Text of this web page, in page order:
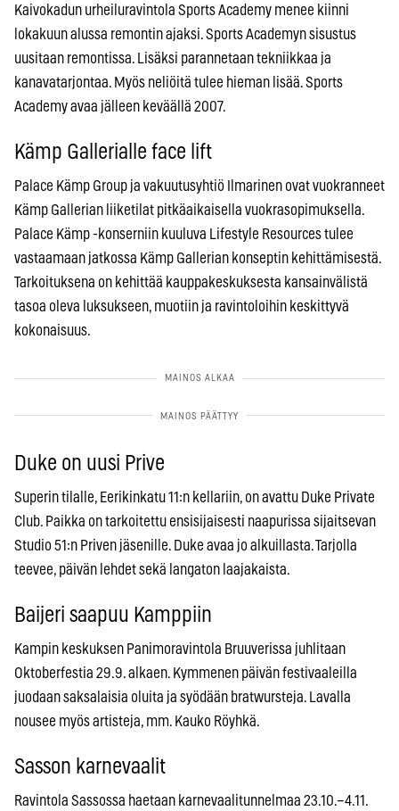
Kaivokadun urheiluravintola Sports Academy menee kiinni
lokakuun alussa remontin ajaksi. Sports Academyn sisustus
uusitaan remontissa. Lisäksi parannetaan tekniikkaa ja
kanavatarjontaa. Myös neliöitä tulee hieman lisää. Sports
Academy avaa jälleen keväällä 2007.
Kämp Gallerialle face lift
Palace Kämp Group ja vakuutusyhtiö Ilmarinen ovat vuokranneet
Kämp Gallerian liiketilat pitkäaikaisella vuokrasopimuksella.
Palace Kämp -konserniin kuuluva Lifestyle Resources tulee
vastaamaan jatkossa Kämp Gallerian konseptin kehittämisestä.
Tarkoituksena on kehittää kauppakeskuksesta kansainvälistä
tasoa oleva luksukseen, muotiin ja ravintoloihin keskittyvä
kokonaisuus.
Duke on uusi Prive
Superin tilalle, Eerikinkatu 11:n kellariin, on avattu Duke Private
Club. Paikka on tarkoitettu ensisijaisesti naapurissa sijaitsevan
Studio 51:n Priven jäsenille. Duke avaa jo alkuillasta. Tarjolla
teevee, päivän lehdet sekä langaton laajakaista.
Baijeri saapuu Kamppiin
Kampin keskuksen Panimoravintola Bruuverissa juhlitaan
Oktoberfestia 29.9. alkaen. Kymmenen päivän festivaaleilla
juodaan saksalaisia oluita ja syödään bratwursteja. Lavalla
nousee myös artisteja, mm. Kauko Röyhkä.
Sasson karnevaalit
Ravintola Sassossa haetaan karnevaalitunnelmaa 23.10.–4.11.